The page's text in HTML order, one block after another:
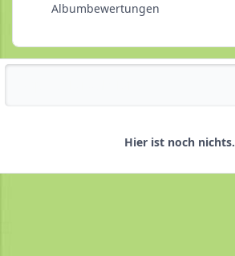
Albumbewertungen
Hier ist noch nichts.